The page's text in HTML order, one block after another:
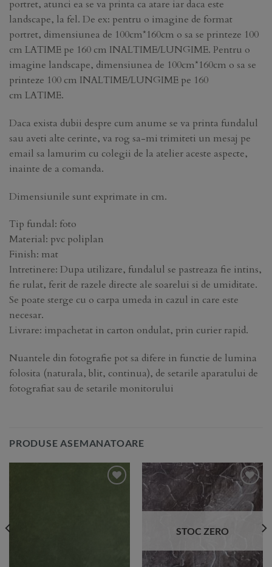
portret, atunci ea se va printa ca atare iar daca este
landscape, la fel. De ex: pentru o imagine de format
portret, dimensiunea de 100cm*160cm o sa se printeze 100
cm LATIME pe 160 cm INALTIME/LUNGIME. Pentru o
imagine landscape, dimensiunea de 100cm*160cm o sa se
printeze 100 cm INALTIME/LUNGIME pe 160
cm LATIME.
Daca exista dubii despre cum anume se va printa fundalul
sau aveti alte cerinte, va rog sa-mi trimiteti un mesaj pe
email sa lamurim cu colegii de la atelier aceste aspecte,
inainte de a comanda.
Dimensiunile sunt exprimate in cm.
Tip fundal: foto
Material: pvc poliplan
Finish: mat
Intretinere: Dupa utilizare, fundalul se pastreaza fie intins,
fie rulat, ferit de razele directe ale soarelui si de umiditate.
Se poate sterge cu o carpa umeda in cazul in care este
necesar.
Livrare: impachetat in carton ondulat, prin curier rapid.
Nuantele din fotografie pot sa difere in functie de lumina
folosita (naturala, blit, continua), de setarile aparatului de
fotografiat sau de setarile monitorului
PRODUSE ASEMANATOARE
Add to
Wishlist
STOC ZERO